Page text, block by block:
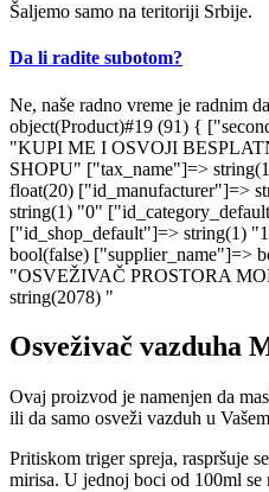
Šaljemo samo na teritoriji Srbije.
Da li radite subotom?
Ne, naše radno vreme je radnim
object(Product)#19 (91) {
"KUPI ME I OSVOJI
SHOPU" ["tax_name"]=>
float(20) ["id_manufacturer"]=>
string(1) "0"
["id_shop_default"]=> string(1)
bool(false) ["supplier_name"]=>
"OSVEŽIVAČ PROSTORA
string(2078) "
Osveživač vazduha
Ovaj proizvod je namenjen da
ili da samo osveži vazduh u
Pritiskom triger spreja, raspršuje
mirisa. U jednoj boci od 100ml se